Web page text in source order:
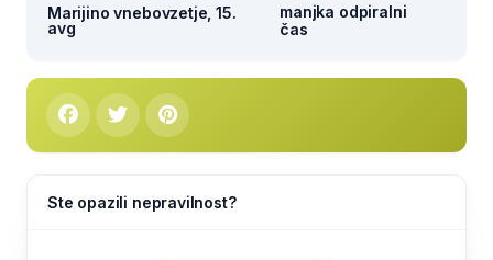
Marijino vnebovzetje, 15.
avg
manjka odpiralni
čas
Ste opazili nepravilnost?